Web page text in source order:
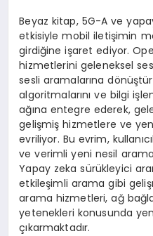
Beyaz kitap, 5G-A ve
etkisiyle mobil iletişimin
girdiğine işaret ediyor.
hizmetlerini geleneksel
sesli aramalarına
algoritmalarını ve bilgi
ağına entegre ederek,
gelişmiş hizmetlere ve
evriliyor. Bu evrim,
ve verimli yeni nesil
Yapay zeka sürükleyici
etkileşimli arama gibi
arama hizmetleri, ağ
yetenekleri konusunda
çıkarmaktadır.